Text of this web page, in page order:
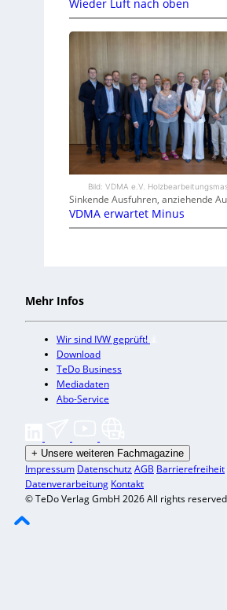
Wieder Luft nach oben
Bild: VDMA e.V.
Sinkende Ausfuhren, anziehende
VDMA erwartet Minus
Mehr Infos
Wir sind IVW geprüft!
Download
TeDo Business
Mediadaten
Abo-Service
+ Unsere weiteren Fachmagazine
Impressum DatenschutzAGB Barrierefreiheit
Datenverarbeitung Kontakt
© TeDo Verlag GmbH 2026 All rights